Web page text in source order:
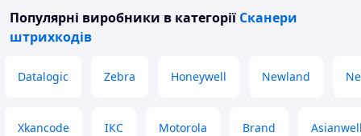
Популярні виробники в категорії Сканери
штрихкодів
Datalogic Zebra Honeywell Newland
Xkancode ІКС Motorola Brand